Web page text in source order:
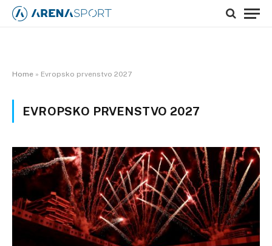
Home » Evropsko prvenstvo 2027
EVROPSKO PRVENSTVO 2027